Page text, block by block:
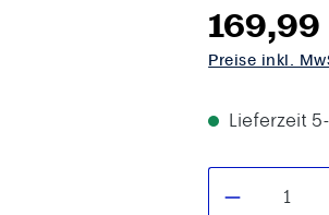
Preise inkl.
Lieferzeit